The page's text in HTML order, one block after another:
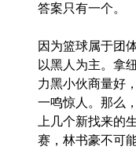
答案只有一个。
因为篮球属于团
以黑人为主。拿
力黑小伙商量好
一鸣惊人。那么
上几个新找来的
赛，林书豪不可